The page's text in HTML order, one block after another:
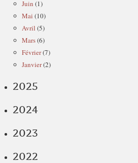
Juin (1)
Mai (10)
Avril (5)
Mars(6)
Février(7)
Janvier(2)
2025
2024
2023
2022